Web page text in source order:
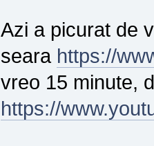
Azi a picurat de
seara https://
vreo 15 minute,
https://